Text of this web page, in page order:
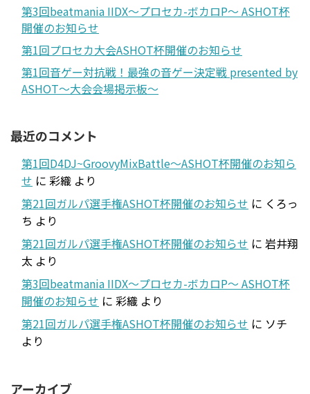
第3回beatmania IIDX～プロセカ-ボカロP～ ASHOT杯
開催のお知らせ
第1回プロセカ大会ASHOT杯開催のお知らせ
第1回音ゲー対抗戦！最強の音ゲー決定戦 presented by
ASHOT～大会会場掲示板～
最近のコメント
第1回D4DJ~GroovyMixBattle～ASHOT杯開催のお知ら
せ に 彩織 より
第21回ガルパ選手権ASHOT杯開催のお知らせ に くろっ
ち より
第21回ガルパ選手権ASHOT杯開催のお知らせ に 岩井翔
太 より
第3回beatmania IIDX～プロセカ-ボカロP～ ASHOT杯
開催のお知らせ に 彩織 より
第21回ガルパ選手権ASHOT杯開催のお知らせ に ソチ
より
アーカイブ